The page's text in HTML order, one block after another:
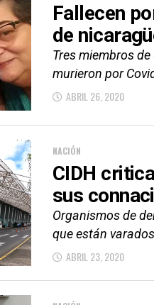
Fallecen
de
Tres miembros
murieron por
ABRIL 26, 2020
NACIÓN
CIDH
sus
Organismos de
que están
ABRIL 23, 2020